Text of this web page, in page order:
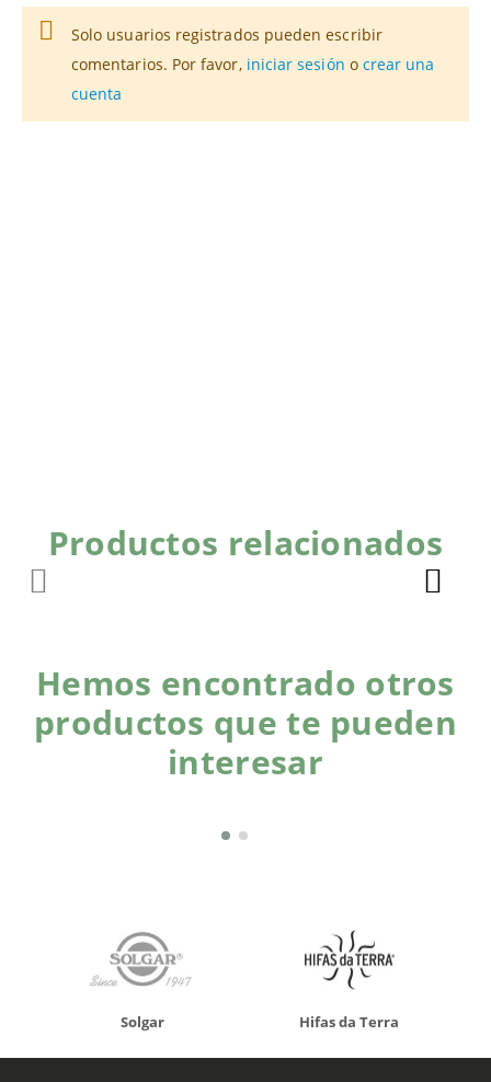
Solo usuarios registrados pueden escribir
comentarios. Por favor, iniciar sesión o crear una
cuenta
Productos relacionados
Hemos encontrado otros
productos que te pueden
interesar
Solgar Hifas da Terra